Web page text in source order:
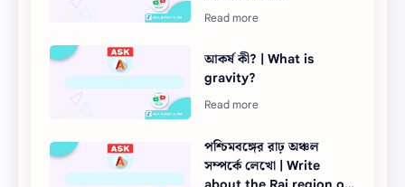
আকর্ষ কী? | What is
gravity?
পশ্চিমবঙ্গের রাঢ় অঞ্চল
সম্পর্কে লেখো | Write